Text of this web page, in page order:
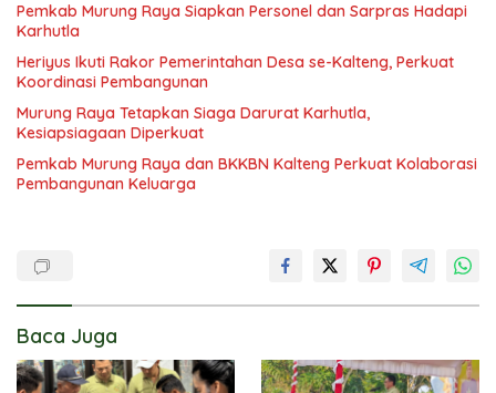
Pemkab Murung Raya Siapkan Personel dan Sarpras Hadapi
Karhutla
Heriyus Ikuti Rakor Pemerintahan Desa se-Kalteng, Perkuat
Koordinasi Pembangunan
Murung Raya Tetapkan Siaga Darurat Karhutla,
Kesiapsiagaan Diperkuat
Pemkab Murung Raya dan BKKBN Kalteng Perkuat Kolaborasi
Pembangunan Keluarga
Baca Juga